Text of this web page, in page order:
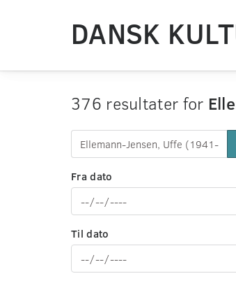
DANSK
376 resultater for
Fra dato
Til dato